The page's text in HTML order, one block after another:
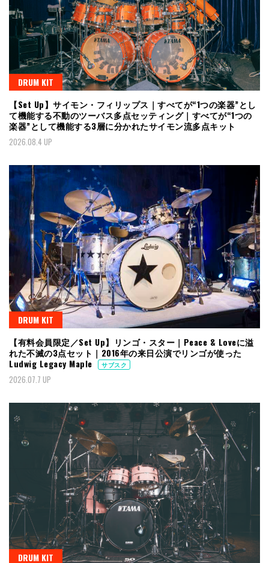
DRUM KIT
【Set Up】サイモン・フィリップス｜すべてが“1つの楽器”とし
て機能する不動のツーバス多点セッティング｜すべてが“1つの
楽器”として機能する3層に分かれたサイモン流多点キット
2026.08.4 UP
DRUM KIT
【有料会員限定／Set Up】リンゴ・スター｜Peace & Loveに溢
れた不滅の3点セット｜2016年の来日公演でリンゴが使った
Ludwig Legacy Maple
サブスク
2026.07.7 UP
DRUM KIT